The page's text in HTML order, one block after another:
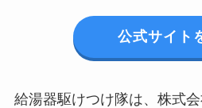
公式サイト
給湯器駆けつけ隊は、株式